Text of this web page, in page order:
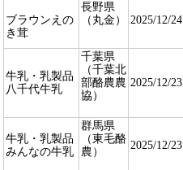
ブラウンえの
き茸
長野県
（丸金）
2025/12/24
牛乳・乳製品
八千代牛乳
千葉県
（千葉北
部酪農農
協）
2025/12/23
牛乳・乳製品
みんなの牛乳
群馬県
（東毛酪
農）
2025/12/23